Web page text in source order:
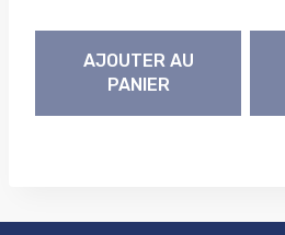
AJOUTER AU
PANIER